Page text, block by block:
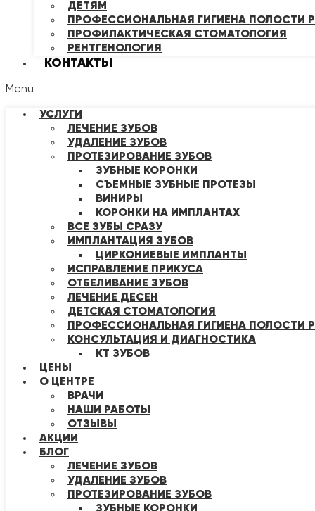
ДЕТЯМ
ПРОФЕССИОНАЛЬНАЯ ГИГИЕНА ПОЛОСТИ
ПРОФИЛАКТИЧЕСКАЯ СТОМАТОЛОГИЯ
РЕНТГЕНОЛОГИЯ
КОНТАКТЫ
Menu
УСЛУГИ
ЛЕЧЕНИЕ ЗУБОВ
УДАЛЕНИЕ ЗУБОВ
ПРОТЕЗИРОВАНИЕ ЗУБОВ
ЗУБНЫЕ КОРОНКИ
СЪЕМНЫЕ ЗУБНЫЕ ПРОТЕЗЫ
ВИНИРЫ
КОРОНКИ НА ИМПЛАНТАХ
ВСЕ ЗУБЫ СРАЗУ
ИМПЛАНТАЦИЯ ЗУБОВ
ЦИРКОНИЕВЫЕ ИМПЛАНТЫ
ИСПРАВЛЕНИЕ ПРИКУСА
ОТБЕЛИВАНИЕ ЗУБОВ
ЛЕЧЕНИЕ ДЕСЕН
ДЕТСКАЯ СТОМАТОЛОГИЯ
ПРОФЕССИОНАЛЬНАЯ ГИГИЕНА ПОЛОСТИ
КОНСУЛЬТАЦИЯ И ДИАГНОСТИКА
КТ ЗУБОВ
ЦЕНЫ
О ЦЕНТРЕ
ВРАЧИ
НАШИ РАБОТЫ
ОТЗЫВЫ
АКЦИИ
БЛОГ
ЛЕЧЕНИЕ ЗУБОВ
УДАЛЕНИЕ ЗУБОВ
ПРОТЕЗИРОВАНИЕ ЗУБОВ